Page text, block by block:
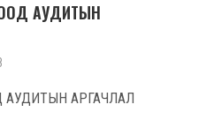
АУДИТЫН
АРГАЧЛАЛ